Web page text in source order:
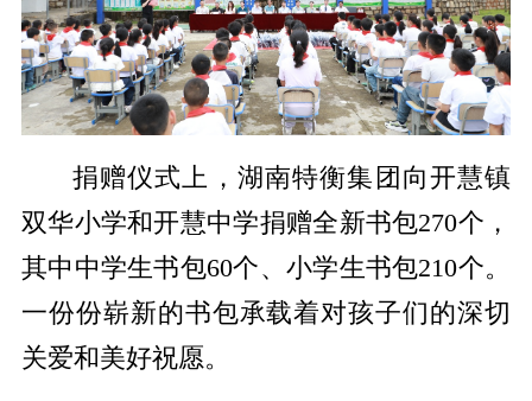
捐赠仪式上，湖南特衡集团向开慧镇
双华小学和开慧中学捐赠全新书包270个，
其中中学生书包60个、小学生书包210个。
一份份崭新的书包承载着对孩子们的深切
关爱和美好祝愿。